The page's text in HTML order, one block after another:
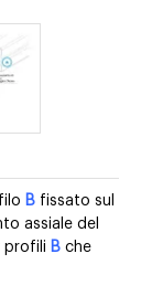
B fissato sul
assiale del
profili B che